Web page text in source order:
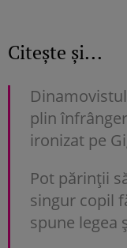
Citește și...
plin
ironizat pe
Pot părinții
singur copil
spune legea